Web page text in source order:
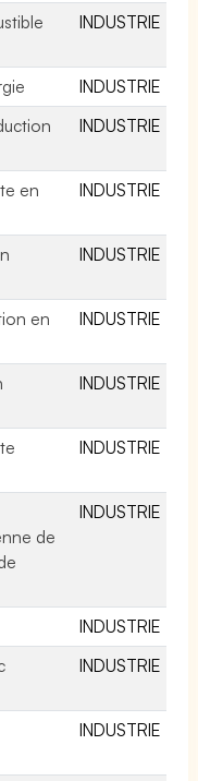
INDUSTRIE
INDUSTRIE
INDUSTRIE
en
INDUSTRIE
INDUSTRIE
en
INDUSTRIE
INDUSTRIE
INDUSTRIE
de
INDUSTRIE
INDUSTRIE
INDUSTRIE
INDUSTRIE